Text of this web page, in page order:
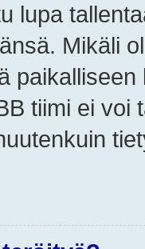
lupa
Mikäli
tiimi ei voi